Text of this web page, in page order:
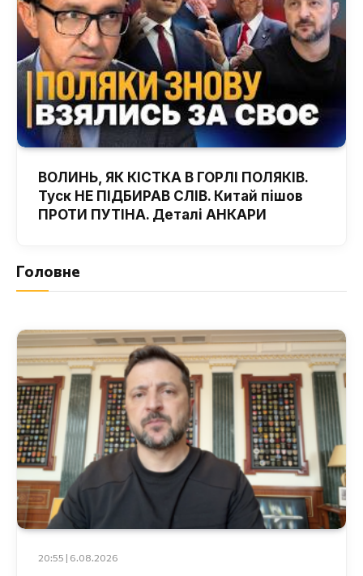
ВОЛИНЬ, ЯК КІСТКА В ГОРЛІ ПОЛЯКІВ.
Туск НЕ ПІДБИРАВ СЛІВ. Китай пішов
ПРОТИ ПУТІНА. Деталі АНКАРИ
Головне
20:55 | 6.08.2026